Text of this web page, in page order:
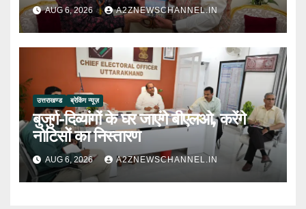
AUG 6, 2026 A2ZNEWSCHANNEL.IN
उत्तराखण्ड ब्रेकिंग न्यूज़
बुजुर्ग-दिव्यांगों के घर जाएंगे बीएलओ, करेंगे
नोटिसों का निस्तारण
AUG 6, 2026 A2ZNEWSCHANNEL.IN